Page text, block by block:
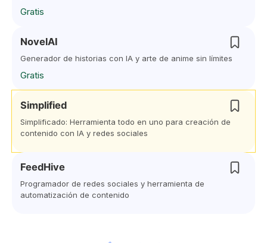
Gratis
NovelAI
Generador de historias con IA y arte de anime sin límites
Gratis
Simplified
Simplificado: Herramienta todo en uno para creación de
contenido con IA y redes sociales
FeedHive
Programador de redes sociales y herramienta de
automatización de contenido